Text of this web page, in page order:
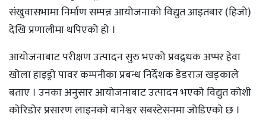
संखुवासभामा निर्माण सम्पन्न आयोजनाको विद्युत आइतबार (हिजो)
देखि प्रणालीमा थपिएको हो ।
आयोजनाबाट परीक्षण उत्पादन सुरु भएको प्रवद्र्धक अप्पर हेवा
खोला हाइड्रो पावर कम्पनीका प्रबन्ध निर्देशक डेडराज खड्काले
बताए । उनका अनुसार आयोजनाबाट उत्पादन भएको विद्युत कोशी
कोरिडोर प्रसारण लाइनको बानेश्वर सबस्टेसनमा जोडिएको छ ।